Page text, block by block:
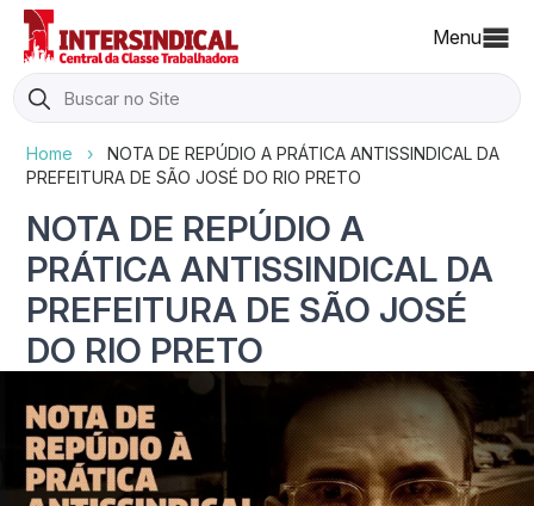
Menu
Search
for:
Home ›
NOTA DE REPÚDIO A PRÁTICA ANTISSINDICAL DA
PREFEITURA DE SÃO JOSÉ DO RIO PRETO
NOTA DE REPÚDIO A
PRÁTICA ANTISSINDICAL DA
PREFEITURA DE SÃO JOSÉ
DO RIO PRETO